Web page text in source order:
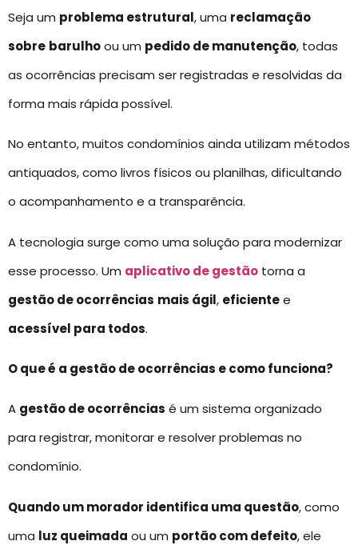
Seja um problema estrutural, uma reclamação
sobre barulhoou um pedido de manutenção, todas
as ocorrências precisam ser registradas e resolvidas da
forma mais rápida possível.
No entanto, muitos condomínios ainda utilizam métodos
antiquados, como livros físicos ou planilhas, dificultando
o acompanhamento e a transparência.
A tecnologia surge como uma solução para modernizar
esse processo. Um aplicativo de gestão torna a
gestão de ocorrências mais ágil, eficientee
acessível para todos.
O que é a gestão de ocorrências e como funciona?
A gestão de ocorrências é um sistema organizado
para registrar, monitorar e resolver problemas no
condomínio.
Quando um morador identifica uma questão, como
uma luz queimada ou um portão com defeito, ele